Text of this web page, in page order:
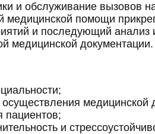
и обслуживание вызовов
медицинской помощи
и последующий анализ
медицинской документации.
медицинской
пациентов;
и